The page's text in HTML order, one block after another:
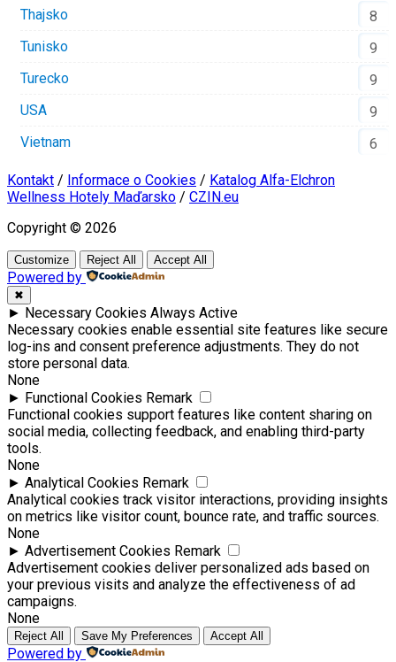
Thajsko
8
Tunisko
9
Turecko
9
USA
9
Vietnam
6
Kontakt / Informace o Cookies / Katalog Alfa-Elchron
Wellness Hotely Maďarsko / CZIN.eu
Copyright © 2026
Customize Reject All Accept All
Powered by
✖
► Necessary Cookies Always Active
Necessary cookies enable essential site features like secure
log-ins and consent preference adjustments. They do not
store personal data.
None
► Functional Cookies Remark
Functional cookies support features like content sharing on
social media, collecting feedback, and enabling third-party
tools.
None
► Analytical Cookies Remark
Analytical cookies track visitor interactions, providing insights
on metrics like visitor count, bounce rate, and traffic sources.
None
► Advertisement Cookies Remark
Advertisement cookies deliver personalized ads based on
your previous visits and analyze the effectiveness of ad
campaigns.
None
Reject All Save My Preferences Accept All
Powered by